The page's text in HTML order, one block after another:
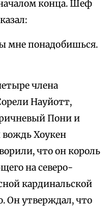
конца. Шеф
мне понадобишься.
члена
Науйотт,
Пони и
Хоукен
что он король
на северо-
кардинальской
Он утверждал, что